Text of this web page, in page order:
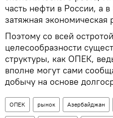
часть нефти в России, а
затяжная экономическая
Поэтому со всей
целесообразности
структуры, как ОПЕК,
вполне могут сами
добычу на основе
ОПЕК рынок Азербайджан